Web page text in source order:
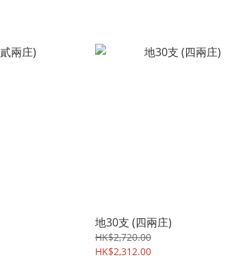
地30支 (四兩庄)
HK$2,720.00
HK$2,312.00